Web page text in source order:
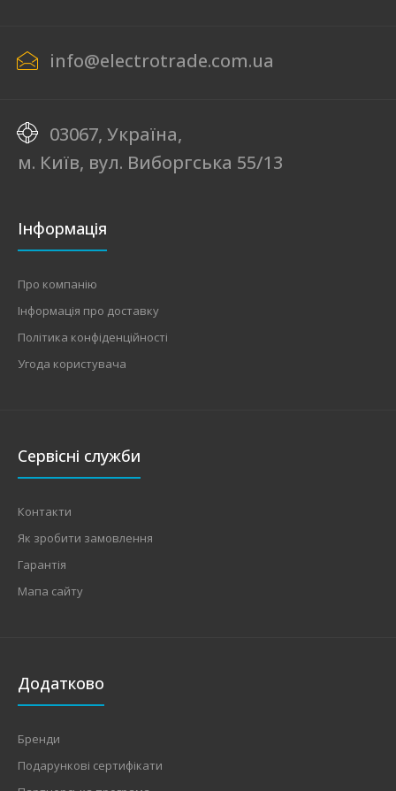
info@electrotrade.com.ua
03067, Україна,
м. Київ, вул. Виборгська 55/13
Інформація
Про компанію
Інформація про доставку
Політика конфіденційності
Угода користувача
Сервісні служби
Контакти
Як зробити замовлення
Гарантія
Мапа сайту
Додатково
Бренди
Подарункові сертифікати